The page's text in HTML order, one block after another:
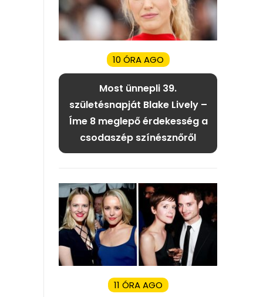
10 ÓRA AGO
Most ünnepli 39.
születésnapját Blake Lively –
Íme 8 meglepő érdekesség a
csodaszép színésznőről
11 ÓRA AGO